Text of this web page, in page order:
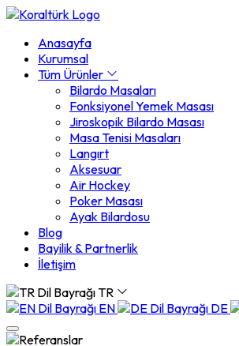
Anasayfa
Kurumsal
Tüm Ürünler
Bilardo Masaları
Fonksiyonel Yemek Masası
Jiroskopik Bilardo Masası
Masa Tenisi Masaları
Langırt
Aksesuar
Air Hockey
Poker Masası
Ayak Bilardosu
Blog
Bayilik & Partnerlik
İletişim
TR
EN
DE